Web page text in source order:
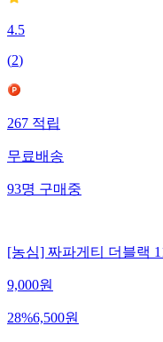
4.5
(2)
267적립
무료배송
93명구매중
[농심] 짜파게티 더블랙
9,000원
28%6,500원